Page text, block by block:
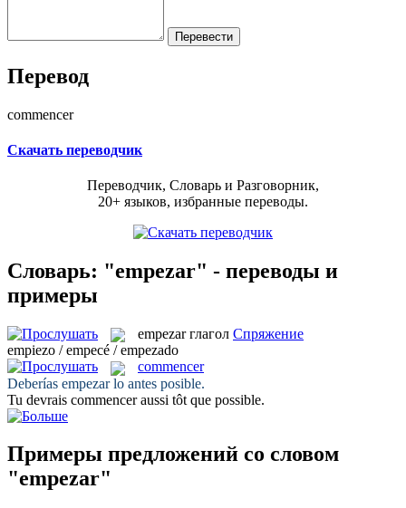
Перевод
commencer
Скачать переводчик
Переводчик, Словарь и Разговорник,
20+ языков, избранные переводы.
Словарь: "empezar" - переводы и
примеры
empezar глагол Спряжение
empiezo / empecé / empezado
commencer
Deberías empezarlo antes posible.
Tu devrais commenceraussi tôt que possible.
Примеры предложений со словом
"empezar"